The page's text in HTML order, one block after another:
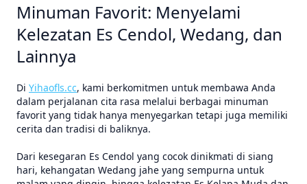
Minuman Favorit: Menyelami
Kelezatan Es Cendol, Wedang, dan
Lainnya
Di Yihaofls.cc, kami berkomitmen untuk membawa Anda
dalam perjalanan cita rasa melalui berbagai minuman
favorit yang tidak hanya menyegarkan tetapi juga memiliki
cerita dan tradisi di baliknya.
Dari kesegaran Es Cendol yang cocok dinikmati di siang
hari, kehangatan Wedang jahe yang sempurna untuk